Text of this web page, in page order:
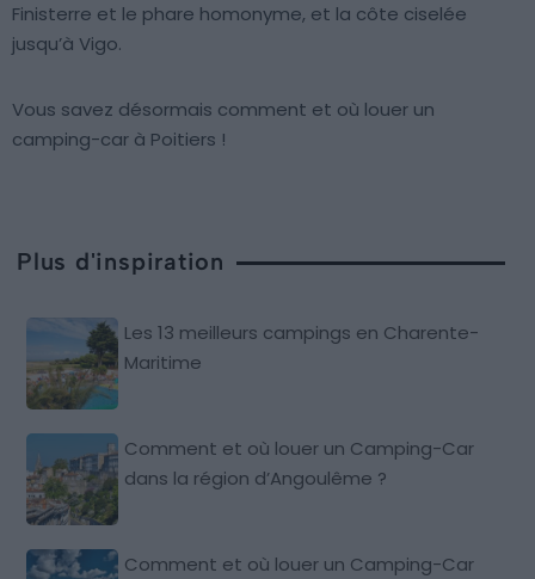
Finisterre et le phare homonyme, et la côte ciselée
jusqu’à Vigo.
Vous savez désormais comment et où louer un
camping-car à Poitiers !
Plus d'inspiration
Les 13 meilleurs campings en Charente-
Maritime
Comment et où louer un Camping-Car
dans la région d’Angoulême ?
Comment et où louer un Camping-Car